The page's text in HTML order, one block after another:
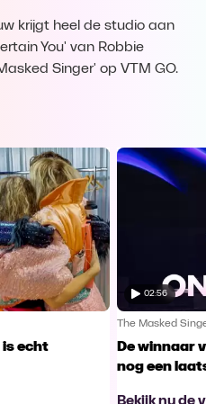
krijgt heel de studio aan
You' van Robbie
Singer' op VTM GO.
is echt
02:56
The Masked
De winnaar
nog een